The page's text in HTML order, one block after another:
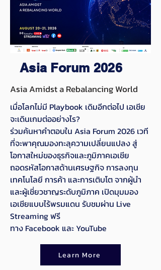
Asia Forum 2026
Asia Amidst a Rebalancing World
เมื่อโลกไม่มี Playbook เดิมอีกต่อไป เอเชีย
จะเดินเกมต่ออย่างไร?
ร่วมค้นหาคำตอบใน Asia Forum 2026 เวที
ที่จะพาคุณมองทะลุความเปลี่ยนแปลง สู่
โอกาสใหม่ของธุรกิจและภูมิภาคเอเชีย
ถอดรหัสโอกาสด้านเศรษฐกิจ การลงทุน
เทคโนโลยี การค้า และการเติบโต จากผู้นำ
และผู้เชี่ยวชาญระดับภูมิภาค เปิดมุมมอง
เอเชียแบบไร้พรมแดน รับชมผ่าน Live
Streaming ฟรี
ทาง Facebook และ YouTube
Learn More